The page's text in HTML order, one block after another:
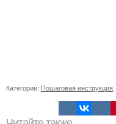
Категории: Пошаговая инструкция